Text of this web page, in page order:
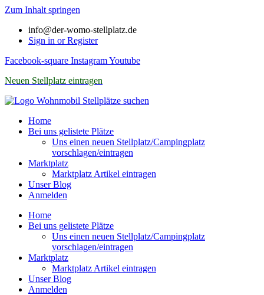
Zum Inhalt springen
info@der-womo-stellplatz.de
Sign in or Register
Facebook-square InstagramYoutube
Neuen Stellplatz eintragen
Home
Bei uns gelistete Plätze
Uns einen neuen Stellplatz/Campingplatz
vorschlagen/eintragen
Marktplatz
Marktplatz Artikel eintragen
Unser Blog
Anmelden
Home
Bei uns gelistete Plätze
Uns einen neuen Stellplatz/Campingplatz
vorschlagen/eintragen
Marktplatz
Marktplatz Artikel eintragen
Unser Blog
Anmelden